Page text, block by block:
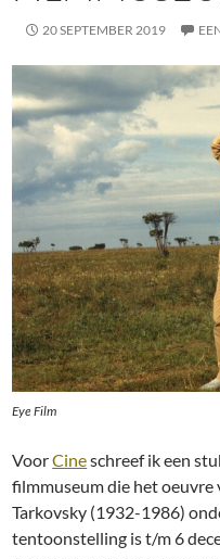
20 SEPTEMBER 2019
Eye Film
VoorCineschreef ik een
filmmuseum die het oeuvre
Tarkovsky (1932-1986)
tentoonstelling is t/m 6